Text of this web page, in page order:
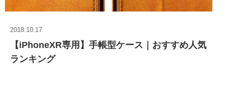
2018.10.17
【iPhoneXR専用】手帳型ケース｜おすすめ人気
ランキング